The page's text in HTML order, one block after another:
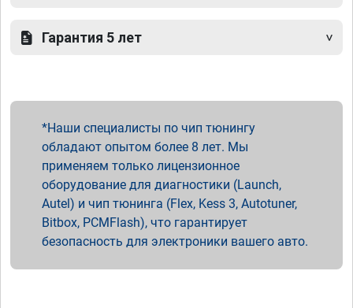
Гарантия 5 лет
Наши специалисты по чип тюнингу
обладают опытом более 8 лет. Мы
применяем только лицензионное
оборудование для диагностики (Launch,
Autel) и чип тюнинга (Flex, Kess 3, Autotuner,
Bitbox, PCMFlash), что гарантирует
безопасность для электроники вашего авто.